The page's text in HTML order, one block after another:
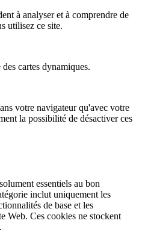
à analyser et à comprendre de
utilisez ce site.
cartes dynamiques.
votre navigateur qu'avec votre
la possibilité de désactiver ces
essentiels au bon
inclut uniquement les
de base et les
Web. Ces cookies ne stockent